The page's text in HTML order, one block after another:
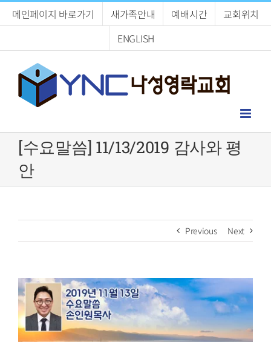
메인페이지 바로가기 새가족안내 예배시간
교회위치
ENGLISH
[수요말씀] 11/13/2019 감사와 평
안
Previous Next